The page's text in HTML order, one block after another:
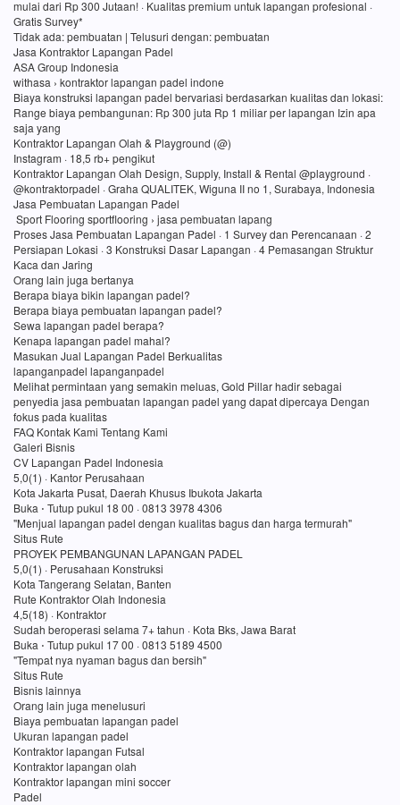
mulai dari Rp 300 Jutaan! · Kualitas premium untuk lapangan profesional ·
Gratis Survey*
Tidak ada: pembuatan ‎| Telusuri dengan: pembuatan
Jasa Kontraktor Lapangan Padel
ASA Group Indonesia
withasa › kontraktor lapangan padel indone
Biaya konstruksi lapangan padel bervariasi berdasarkan kualitas dan lokasi:
Range biaya pembangunan: Rp 300 juta Rp 1 miliar per lapangan Izin apa
saja yang
Kontraktor Lapangan Olah & Playground (@)
Instagram · 18,5 rb+ pengikut
Kontraktor Lapangan Olah Design, Supply, Install & Rental @playground ·
@kontraktorpadel · Graha QUALITEK, Wiguna II no 1, Surabaya, Indonesia
Jasa Pembuatan Lapangan Padel
Sport Flooring sportflooring › jasa pembuatan lapang
Proses Jasa Pembuatan Lapangan Padel · 1 Survey dan Perencanaan · 2
Persiapan Lokasi · 3 Konstruksi Dasar Lapangan · 4 Pemasangan Struktur
Kaca dan Jaring
Orang lain juga bertanya
Berapa biaya bikin lapangan padel?
Berapa biaya pembuatan lapangan padel?
Sewa lapangan padel berapa?
Kenapa lapangan padel mahal?
Masukan Jual Lapangan Padel Berkualitas
lapanganpadel lapanganpadel
Melihat permintaan yang semakin meluas, Gold Pillar hadir sebagai
penyedia jasa pembuatan lapangan padel yang dapat dipercaya Dengan
fokus pada kualitas
FAQ Kontak Kami Tentang Kami
Galeri Bisnis
CV Lapangan Padel Indonesia
5,0(1) · Kantor Perusahaan
Kota Jakarta Pusat, Daerah Khusus Ibukota Jakarta
Buka ⋅ Tutup pukul 18 00 · 0813 3978 4306
"Menjual lapangan padel dengan kualitas bagus dan harga termurah"
Situs Rute
PROYEK PEMBANGUNAN LAPANGAN PADEL
5,0(1) · Perusahaan Konstruksi
Kota Tangerang Selatan, Banten
Rute Kontraktor Olah Indonesia
4,5(18) · Kontraktor
Sudah beroperasi selama 7+ tahun · Kota Bks, Jawa Barat
Buka ⋅ Tutup pukul 17 00 · 0813 5189 4500
"Tempat nya nyaman bagus dan bersih"
Situs Rute
Bisnis lainnya
Orang lain juga menelusuri
Biaya pembuatan lapangan padel
Ukuran lapangan padel
Kontraktor lapangan Futsal
Kontraktor lapangan olah
Kontraktor lapangan mini soccer
Padel